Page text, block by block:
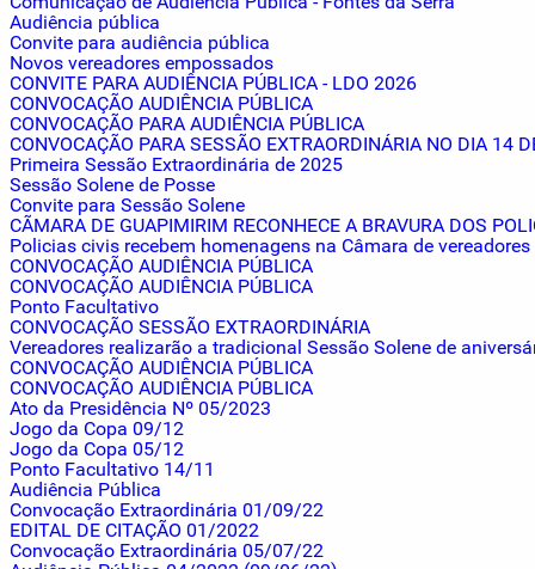
Audiência pública
Convite para audiência pública
Novos vereadores empossados
CONVITE PARA AUDIÊNCIA PÚBLICA - LDO 2026
CONVOCAÇÃO AUDIÊNCIA PÚBLICA
CONVOCAÇÃO PARA AUDIÊNCIA PÚBLICA
CONVOCAÇÃO PARA SESSÃO EXTRAORDINÁRIA NO DIA 14
Primeira Sessão Extraordinária de 2025
Sessão Solene de Posse
Convite para Sessão Solene
CÃMARA DE GUAPIMIRIM RECONHECE A BRAVURA DOS
Policias civis recebem homenagens na Câmara de
CONVOCAÇÃO AUDIÊNCIA PÚBLICA
CONVOCAÇÃO AUDIÊNCIA PÚBLICA
Ponto Facultativo
CONVOCAÇÃO SESSÃO EXTRAORDINÁRIA
Vereadores realizarão a tradicional Sessão Solene de
CONVOCAÇÃO AUDIÊNCIA PÚBLICA
CONVOCAÇÃO AUDIÊNCIA PÚBLICA
Ato da Presidência Nº 05/2023
Jogo da Copa 09/12
Jogo da Copa 05/12
Ponto Facultativo 14/11
Audiência Pública
Convocação Extraordinária 01/09/22
EDITAL DE CITAÇÃO 01/2022
Convocação Extraordinária 05/07/22